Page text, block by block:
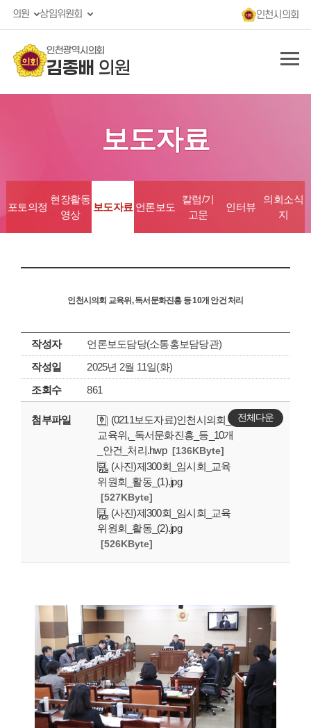
의원 상임위원회 인천시의회
인천광역시의회
김종배 의원
보도자료
포토의정
현장활동
영상
보도자료 언론보도
칼럼/기
고문
인터뷰
의회소식
지
인천시의회 교육위, 독서문화진흥 등 10개 안건 처리
작성자
언론보도담당(소통홍보담당관)
작성일
2025년 2월 11일(화)
조회수
861
첨부파일
(0211보도자료)인천시의회_
교육위,_독서문화진흥_등_10개
_안건_처리.hwp
[136KByte]
(사진)제300회_임시회_교육
위원회_활동_(1).jpg
[527KByte]
(사진)제300회_임시회_교육
위원회_활동_(2).jpg
[526KByte]
전체다운